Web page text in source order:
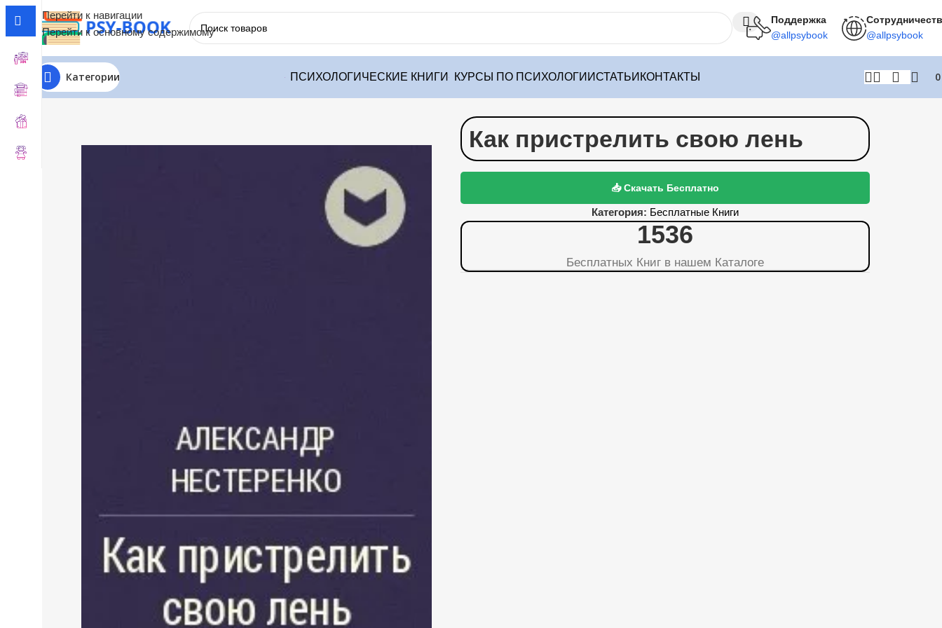
Перейти к навигации
Перейти к основному содержимому
Поддержка
@allpsybook @allpsybook
Категории ПСИХОЛОГИЧЕСКИЕ КНИГИ КУРСЫ ПО ПСИХОЛОГИИСТАТЬИ КОНТАКТЫ
Главная Бесплатные Книги
Как пристрелить свою лень
📥 Скачать Бесплатно
Категория: Бесплатные Книги
1536
Бесплатных Книг в нашем Каталоге